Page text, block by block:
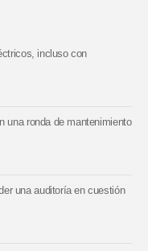
incluso con
una ronda de mantenimiento
una auditoría en cuestión